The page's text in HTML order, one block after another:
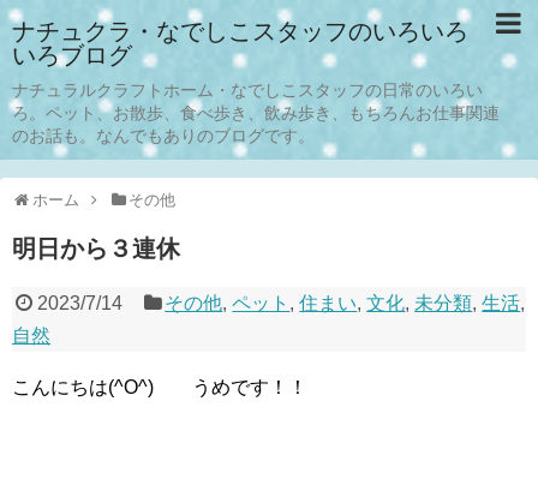
ナチュクラ・なでしこスタッフのいろいろ
いろブログ
ナチュラルクラフトホーム・なでしこスタッフの日常のいろい
ろ。ペット、お散歩、食べ歩き、飲み歩き、もちろんお仕事関連
のお話も。なんでもありのブログです。
ホーム その他
明日から３連休
2023/7/14 その他,ペット ,住まい,文化, 未分類,生活,
自然
こんにちは(^O^) うめです！！